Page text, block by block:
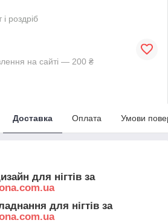
роздріб
на сайті — 200 ₴
Доставка Оплата Умови
для нігтів за
для нігтів за